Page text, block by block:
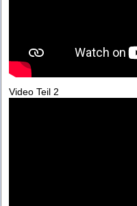
Video Teil 2